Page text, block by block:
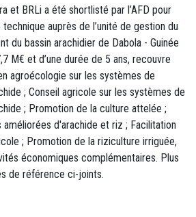
et BRLi a été shortlisté par l’AFD pour
auprès de l’unité de gestion du
du bassin arachidier de Dabola - Guinée
M€ et d’une durée de 5 ans, recouvre
agroécologie sur les systèmes de
; Conseil agricole sur les systèmes de
; Promotion de la culture attelée ;
d'arachide et riz ; Facilitation
; Promotion de la riziculture irriguée,
économiques complémentaires. Plus
de référence ci-joints.